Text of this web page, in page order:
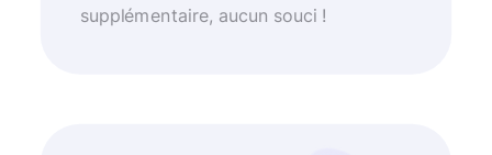
supplémentaire, aucun souci !